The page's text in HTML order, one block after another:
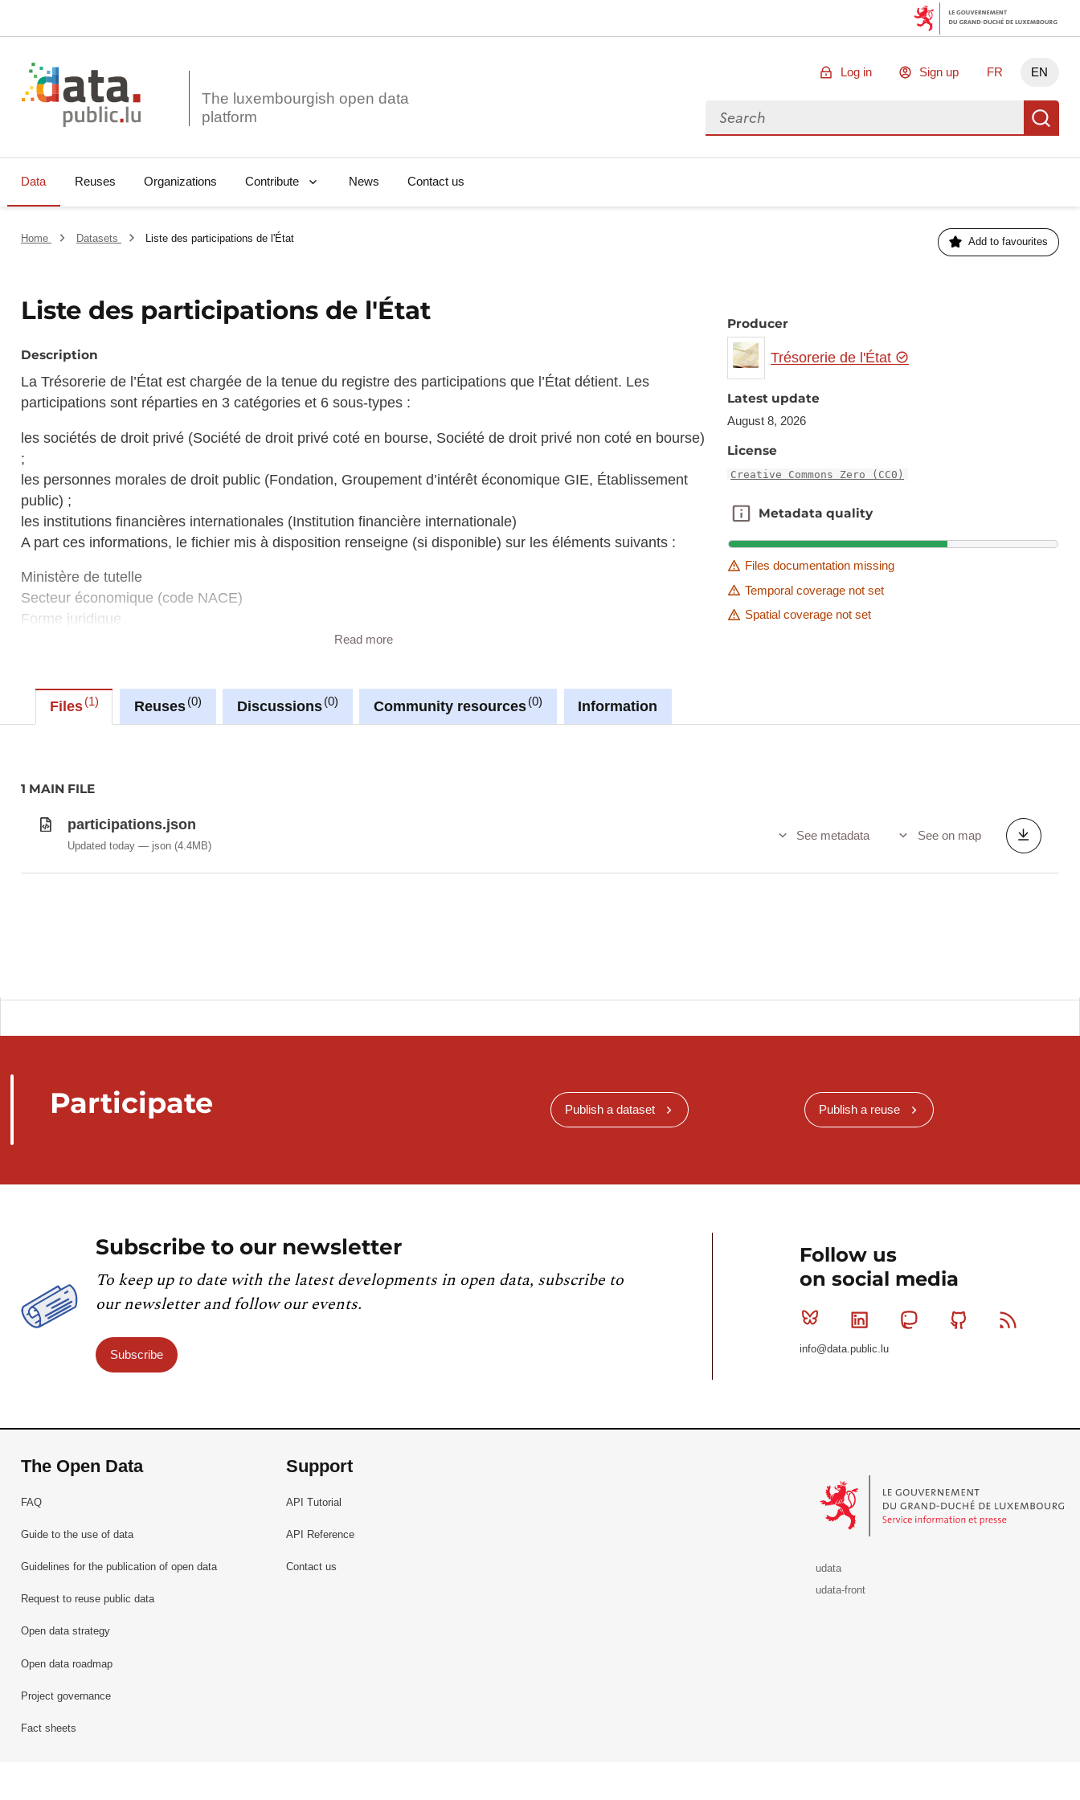
The luxembourgish open data
Log in Sign up FR EN
Search for data
Data Reuses Organizations Contribute News Contact us
Home Datasets Liste des participations de l'État Add to favourites
Liste des participations de l'État
Description
La Trésorerie de l’État est chargée de la tenue du registre des participations que l’État détient. Les
participations sont réparties en 3 catégories et 6 sous-types :
les sociétés de droit privé (Société de droit privé coté en bourse, Société de droit privé non coté en bourse)
;
les personnes morales de droit public (Fondation, Groupement d’intérêt économique GIE, Établissement
public) ;
les institutions financières internationales (Institution financière internationale)
A part ces informations, le fichier mis à disposition renseigne (si disponible) sur les éléments suivants :
Ministère de tutelle
Secteur économique (code NACE)
Forme juridique
Missions et objets
Axes stratégiques
Composition du comité de direction
Read more
Producer
Trésorerie de l'État
Latest update
August 8, 2026
License
Creative Commons Zero (CC0)
Metadata quality
Metadata quality
Files documentation missing
Temporal coverage not set
Spatial coverage not set
Files 1 Reuses 0 Discussions 0 Community resources 0 Information
1 MAIN FILE
participations.json
Updated today json(4.4MB)
See metadata See on map
Participate Publish a dataset Publish a reuse
Subscribe to our newsletter
To keep up to date with the latest developments in open data, subscribe to
our newsletter and follow our events.
Subscribe
Follow us
on social media
Bluesky Linkedin MastodonGithub
info@data.public.lu
The Open Data
FAQ
Guide to the use of data
Guidelines for the publication of open data
Request to reuse public data
Open data strategy
Open data roadmap
Project governance
Fact sheets
Support
API Tutorial
API Reference
Contact us
udata
udata-front